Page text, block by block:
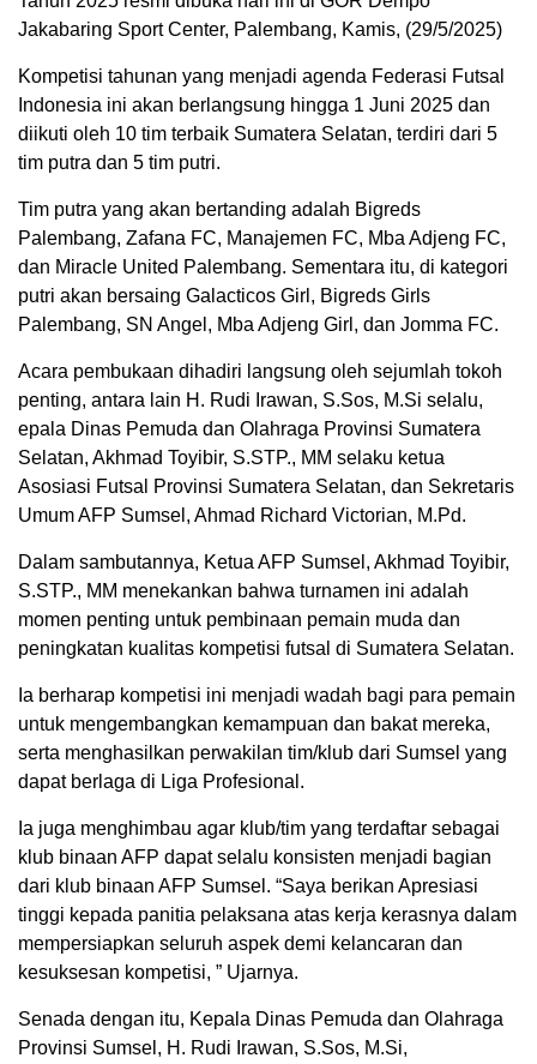
Jakabaring Sport Center, Palembang, Kamis, (29/5/2025)
Kompetisi tahunan yang menjadi agenda Federasi Futsal
Indonesia ini akan berlangsung hingga 1 Juni 2025 dan
diikuti oleh 10 tim terbaik Sumatera Selatan, terdiri dari 5
tim putra dan 5 tim putri.
Tim putra yang akan bertanding adalah Bigreds
Palembang, Zafana FC, Manajemen FC, Mba Adjeng FC,
dan Miracle United Palembang. Sementara itu, di kategori
putri akan bersaing Galacticos Girl, Bigreds Girls
Palembang, SN Angel, Mba Adjeng Girl, dan Jomma FC.
Acara pembukaan dihadiri langsung oleh sejumlah tokoh
penting, antara lain H. Rudi Irawan, S.Sos, M.Si selalu,
epala Dinas Pemuda dan Olahraga Provinsi Sumatera
Selatan, Akhmad Toyibir, S.STP., MM selaku ketua
Asosiasi Futsal Provinsi Sumatera Selatan, dan Sekretaris
Umum AFP Sumsel, Ahmad Richard Victorian, M.Pd.
Dalam sambutannya, Ketua AFP Sumsel, Akhmad Toyibir,
S.STP., MM menekankan bahwa turnamen ini adalah
momen penting untuk pembinaan pemain muda dan
peningkatan kualitas kompetisi futsal di Sumatera Selatan.
Ia berharap kompetisi ini menjadi wadah bagi para pemain
untuk mengembangkan kemampuan dan bakat mereka,
serta menghasilkan perwakilan tim/klub dari Sumsel yang
dapat berlaga di Liga Profesional.
Ia juga menghimbau agar klub/tim yang terdaftar sebagai
klub binaan AFP dapat selalu konsisten menjadi bagian
dari klub binaan AFP Sumsel. “Saya berikan Apresiasi
tinggi kepada panitia pelaksana atas kerja kerasnya dalam
mempersiapkan seluruh aspek demi kelancaran dan
kesuksesan kompetisi, ” Ujarnya.
Senada dengan itu, Kepala Dinas Pemuda dan Olahraga
Provinsi Sumsel, H. Rudi Irawan, S.Sos, M.Si,